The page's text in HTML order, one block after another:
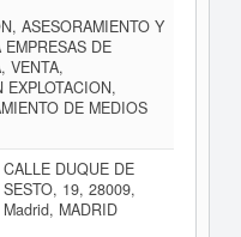
ASESORAMIENTO Y
DE
VENTA,
EXPLOTACION,
DE MEDIOS
CALLE DUQUE DE
SESTO, 19, 28009,
Madrid, MADRID